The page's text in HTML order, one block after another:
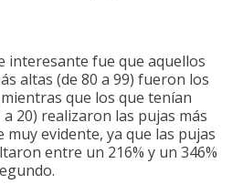
interesante fue que aquellos
altas (de 80 a 99) fueron los
que los que tenían
20) realizaron las pujas más
muy evidente, ya que las pujas
entre un 216% y un 346%